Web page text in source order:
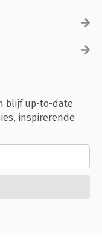
blijf up-to-date
inspirerende